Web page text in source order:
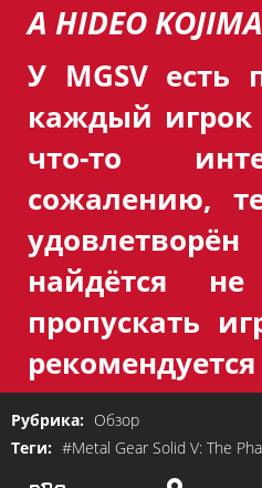
A HIDEO
У MGSV есть
каждый игрок
что-то
сожалению,
найдётся
пропускать
рекомендуется
Рубрика: Обзор
Теги: #Metal Gear Solid V: The